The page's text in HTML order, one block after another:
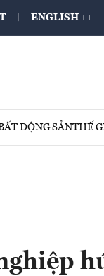
ENGLISH ++
ĐỘNG SẢNTHẾ